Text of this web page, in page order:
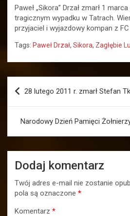
Paweł „Sikora” Drzał zmarł 1
tragicznym wypadku w Tatrach.
przyjaciel i wyjazdowy kompan z
Tags: Paweł Drzał, Sikora, Zagłębie
Nawigacja
wpisu
28 lutego 2011 r. zmarł Stefan
Narodowy Dzień Pamięci
Dodaj komentarz
Twój adres e-mail nie zostanie
pola są oznaczone *
Komentarz *